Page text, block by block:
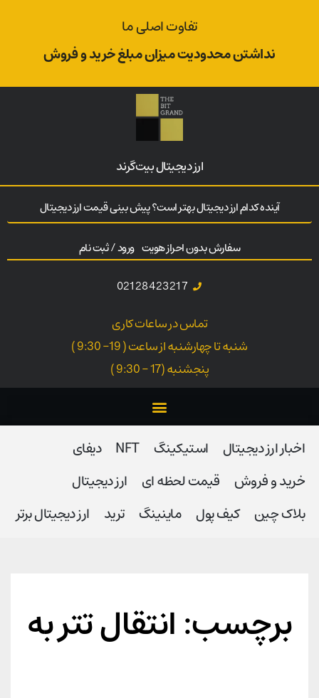
تفاوت اصلی ما
نداشتن محدودیت میزان مبلغ خرید و فروش
ارز‌ دیجیتال بیت‌گرند
آینده کدام ارز دیجیتال بهتر است؟ پیش بینی قیمت ارز دیجیتال
سفارش بدون احراز هویت ورود / ثبت نام
02128423217
تماس در ساعات کاری
شنبه تا چهارشنبه از ساعت ( 19- 9:30 )
پنجشنبه (17 - 9:30 )
اخبار ارز دیجیتال استیکینگ NFT
دیفای
خرید و فروش
قیمت لحظه ای
ارز دیجیتال
بلاک‌ چین
کیف پول ماینینگ ترید ارز دیجیتال برتر
برچسب: انتقال تتر به